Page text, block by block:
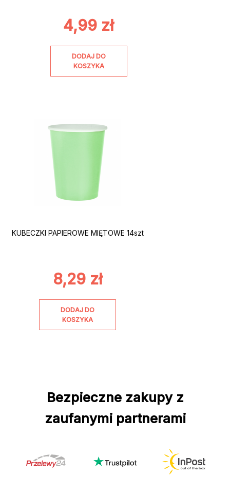
4,99 zł
DODAJ DO
KOSZYKA
KUBECZKI PAPIEROWE MIĘTOWE 14szt
8,29 zł
DODAJ DO
KOSZYKA
Bezpieczne zakupy z
zaufanymi partnerami